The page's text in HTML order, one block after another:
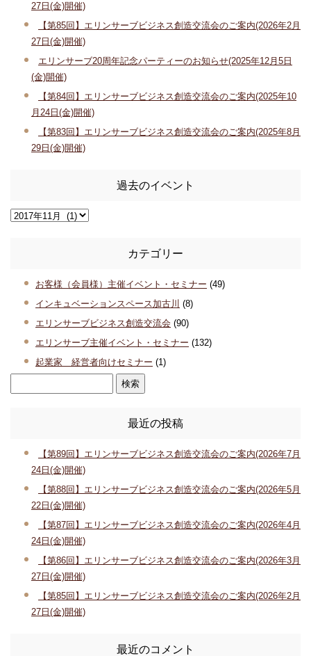
27日(金)開催)
【第85回】エリンサーブビジネス創造交流会のご案内(2026年2月
27日(金)開催)
エリンサーブ20周年記念パーティーのお知らせ(2025年12月5日
(金)開催)
【第84回】エリンサーブビジネス創造交流会のご案内(2025年10
月24日(金)開催)
【第83回】エリンサーブビジネス創造交流会のご案内(2025年8月
29日(金)開催)
過去のイベント
カテゴリー
お客様（会員様）主催イベント・セミナー (49)
インキュベーションスペース加古川 (8)
エリンサーブビジネス創造交流会 (90)
エリンサーブ主催イベント・セミナー (132)
起業家 経営者向けセミナー (1)
最近の投稿
【第89回】エリンサーブビジネス創造交流会のご案内(2026年7月
24日(金)開催)
【第88回】エリンサーブビジネス創造交流会のご案内(2026年5月
22日(金)開催)
【第87回】エリンサーブビジネス創造交流会のご案内(2026年4月
24日(金)開催)
【第86回】エリンサーブビジネス創造交流会のご案内(2026年3月
27日(金)開催)
【第85回】エリンサーブビジネス創造交流会のご案内(2026年2月
27日(金)開催)
最近のコメント